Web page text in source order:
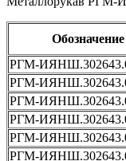
Обозначение
РГМ-
РГМ-
РГМ-
РГМ-
РГМ-
РГМ-